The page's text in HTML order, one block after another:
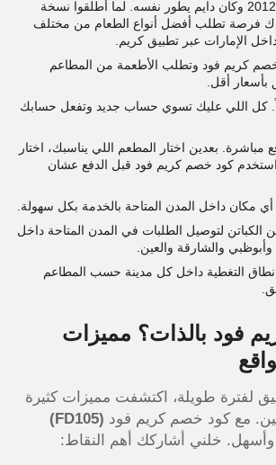
الموقع انطلق عام 2012 وكان دايم يطور نفسه. لما أطلقوا نسخة
فرصة تطلب أفضل أنواع الطعام من مختلف
الإمارات عبر تطبيق كريم.
كريم فود وتطلب الأطعمة من المطاعم
بأسعار أقل.
كل اللي عليك تسوي حساب جديد وتفعل حسابك
بعدين اختار المطعم اللي يناسبك، اختار
كود خصم كريم فود قبل الدفع عشان
مكان داخل المدن المتاحة بالخدمة بكل سهولة.
لتوصيل الطلبات في المدن المتاحة داخل
والشارقة والعين.
نطاق التغطية داخل كل مدينة حسب المطاعم
فود بالذات؟ مميزات
لفترة طويلة، اكتشفت مميزات كثيرة
مع كود خصم كريم فود (FD105)
وأسهل. خلني أشاركك أهم النقاط: